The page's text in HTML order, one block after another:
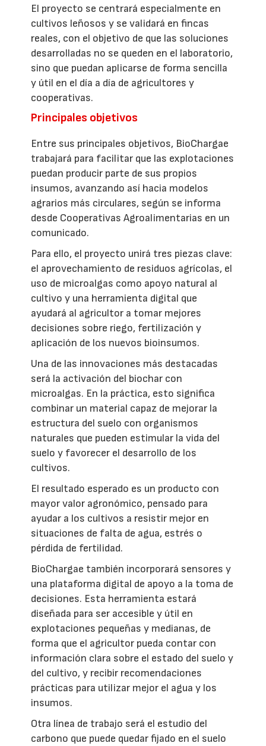
El proyecto se centrará especialmente en
cultivos leñosos y se validará en fincas
reales, con el objetivo de que las soluciones
desarrolladas no se queden en el laboratorio,
sino que puedan aplicarse de forma sencilla
y útil en el día a día de agricultores y
cooperativas.
Principales objetivos
Entre sus principales objetivos, BioChargae
trabajará para facilitar que las explotaciones
puedan producir parte de sus propios
insumos, avanzando así hacia modelos
agrarios más circulares, según se informa
desde Cooperativas Agroalimentarias en un
comunicado.
Para ello, el proyecto unirá tres piezas clave:
el aprovechamiento de residuos agrícolas, el
uso de microalgas como apoyo natural al
cultivo y una herramienta digital que
ayudará al agricultor a tomar mejores
decisiones sobre riego, fertilización y
aplicación de los nuevos bioinsumos.
Una de las innovaciones más destacadas
será la activación del biochar con
microalgas. En la práctica, esto significa
combinar un material capaz de mejorar la
estructura del suelo con organismos
naturales que pueden estimular la vida del
suelo y favorecer el desarrollo de los
cultivos.
El resultado esperado es un producto con
mayor valor agronómico, pensado para
ayudar a los cultivos a resistir mejor en
situaciones de falta de agua, estrés o
pérdida de fertilidad.
BioChargae también incorporará sensores y
una plataforma digital de apoyo a la toma de
decisiones. Esta herramienta estará
diseñada para ser accesible y útil en
explotaciones pequeñas y medianas, de
forma que el agricultor pueda contar con
información clara sobre el estado del suelo y
del cultivo, y recibir recomendaciones
prácticas para utilizar mejor el agua y los
insumos.
Otra línea de trabajo será el estudio del
carbono que puede quedar fijado en el suelo